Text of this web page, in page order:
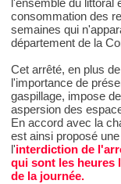
l'ensemble du littoral
consommation des
semaines qui
département de la
Cet arrêté, en plus
l'importance de
gaspillage, impose
aspersion des
En accord avec la
est ainsi proposé
l'interdiction de
qui sont les heures
de la journée.